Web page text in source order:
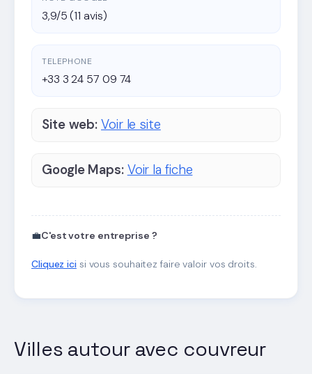
3,9/5 (11 avis)
TELEPHONE
+33 3 24 57 09 74
Site web: Voir le site
Google Maps: Voir la fiche
💼C'est votre entreprise ?
Cliquez icisi vous souhaitez faire valoir vos droits.
Villes autour avec couvreur